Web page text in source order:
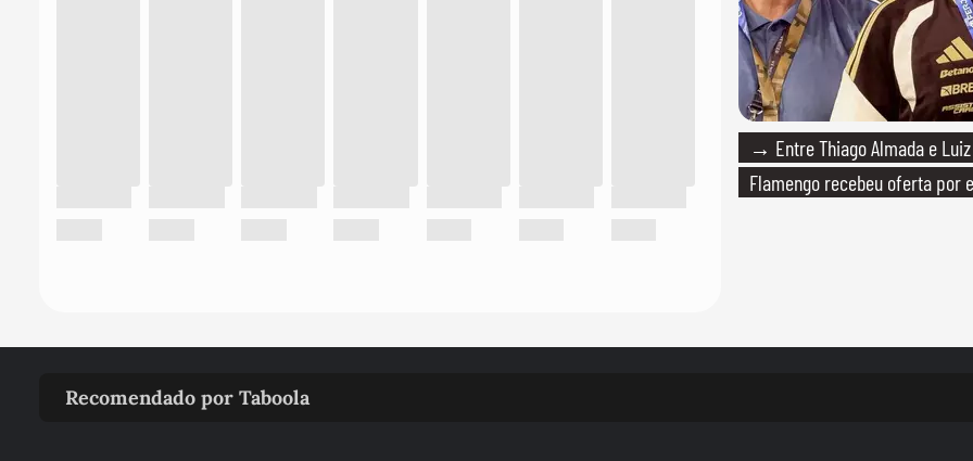
→ Entre Thiago Almada e
Flamengo recebeu oferta por
Recomendado por Taboola